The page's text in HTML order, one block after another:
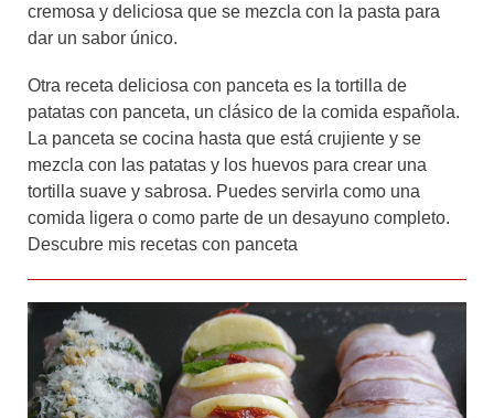
cremosa y deliciosa que se mezcla con la pasta para
dar un sabor único.
Otra receta deliciosa con panceta es la tortilla de
patatas con panceta, un clásico de la comida española.
La panceta se cocina hasta que está crujiente y se
mezcla con las patatas y los huevos para crear una
tortilla suave y sabrosa. Puedes servirla como una
comida ligera o como parte de un desayuno completo.
Descubre mis recetas con panceta